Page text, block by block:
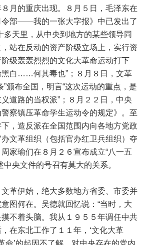
月的重庆出现。８月５日，毛泽东在
令部——我的一张大字报》中已发出了
多天里，从中央到地方的某些领导同
站在反动的资产阶级立场上，实行资
级轰轰烈烈的文化大革命运动打下
黑白……何其毒也”；８月８日，文革
”颁布全国，明言“这次运动的重点，是
道路的当权派”；８月２２日，中央
察镇压革命学生运动令的规定》。至
，造反派在全国范围内向各地方党政
文革组织（包括官办红卫兵组织）夺
家瑜们在８月２６宣布成立“八一五
中央文件的号召有莫大的关系。
伊始，绝大多数地方省委、市委并
图何在。吴德就回忆说：“当时，大
不着头脑。我从１９５５年调任中共
在东北工作了１１年，‘文化大革
命’的起因不了解，对中央存在的党内